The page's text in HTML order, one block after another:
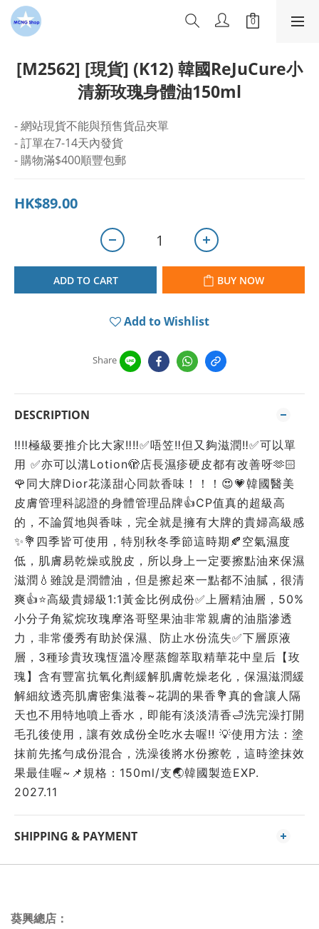
[M2562] [現貨] (K12) 韓國ReJuCure小
清新玫瑰身體油150ml
- 網站現貨不能與預售貨品夾單
- 訂單在7-14天內發貨
- 購物滿$400順豐包郵
HK$89.00
ADD TO CART BUY NOW
Add to Wishlist
Share
DESCRIPTION
‼️‼️極級要推介比大家‼️‼️✅唔笠‼️但又夠滋潤‼️✅可以單
用 ✅亦可以溝Lotion🫣店長濕疹硬皮都有改善呀🫶🏻
🌹同大牌Dior花漾甜心同款香味！！！😍💗韓國醫美
皮膚管理科認證的身體管理品牌👍CP值真的超級高
的，不論質地與香味，完全就是擁有大牌的貴婦高級感
✨💐四季皆可使用，特別秋冬季節這時期🍂空氣濕度
低，肌膚易乾燥或脫皮，所以身上一定要擦點油來保濕
滋潤💧雖說是潤體油，但是擦起來一點都不油膩，很清
爽👍⭐高級貴婦級1:1黃金比例成份✅上層精油層，50%
小分子角鯊烷玫瑰摩洛哥堅果油非常親膚的油脂滲透
力，非常優秀有助於保濕、防止水份流失✅下層原液
層，3種珍貴玫瑰恆溫冷壓蒸餾萃取精華花中皇后【玫
瑰】含有豐富抗氧化劑緩解肌膚乾燥老化，保濕滋潤緩
解細紋透亮肌膚密集滋養~花調的果香💐真的會讓人隔
天也不用特地噴上香水，即能有淡淡清香🛁洗完澡打開
毛孔後使用，讓有效成份全吃水去喔!! 💡使用方法：塗
抹前先搖勻成份混合，洗澡後將水份擦乾，這時塗抹效
果最佳喔~📌規格：150ml/支🌏韓國製造EXP.
2027.11
SHIPPING & PAYMENT
葵興總店：